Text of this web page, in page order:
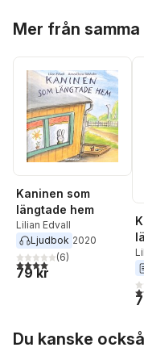
Mer från samma
Kaninen som
längtade hem
Lilian Edvall
Ljudbok 2020
4,0utav 5 stjärnor. Totalt
(6)
79 kr
Du kanske